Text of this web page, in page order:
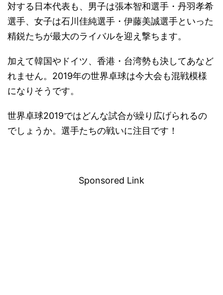
対する日本代表も、男子は張本智和選手・丹羽孝希
選手、女子は石川佳純選手・伊藤美誠選手といった
精鋭たちが最大のライバルを迎え撃ちます。
加えて韓国やドイツ、香港・台湾勢も決してあなど
れません。2019年の世界卓球は今大会も混戦模様
になりそうです。
世界卓球2019ではどんな試合が繰り広げられるの
でしょうか。選手たちの戦いに注目です！
Sponsored Link